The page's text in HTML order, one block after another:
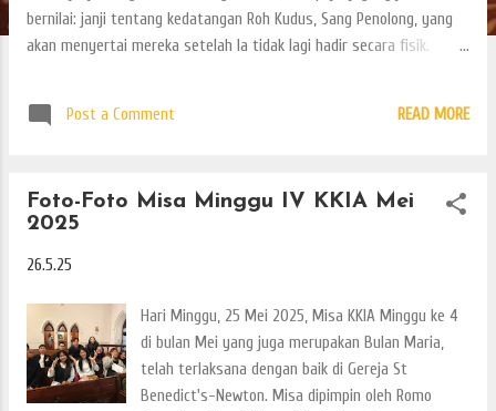
bernilai: janji tentang kedatangan Roh Kudus, Sang Penolong, yang
akan menyertai mereka setelah Ia tidak lagi hadir secara fisik.
tidak membiarkan mereka sendirian. Dengan penuh kasih, Ia berjanji:
Pentakosta, janji itu terpenuhi. Roh Kudus turun, dan para murid
yang semula takut berubah menjadi pemberita Injil yang penuh
kuasa. Tapi kisah itu tidak berhenti di sana. Janji Tuhan tidak
hari ini: dalam hati kita, dalam kehidupan Gereja, dan di tengah
dunia yang penuh tantangan. Dalam Ki...
Post a Comment READ MORE
Foto-Foto Misa Minggu IV KKIA Mei
2025
26.5.25
Hari Minggu, 25 Mei 2025, Misa KKIA Minggu ke 4
di bulan Mei yang juga merupakan Bulan Maria,
telah terlaksana dengan baik di Gereja St
Benedict's-Newton. Misa dipimpin oleh Romo